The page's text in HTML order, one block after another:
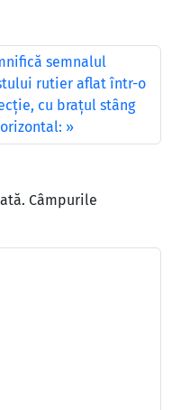
semnalul
rutier aflat într-o
cu braţul stâng
Câmpurile